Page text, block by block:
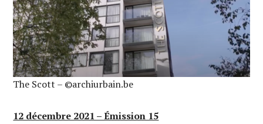
The Scott – ©archiurbain.be
12 décembre 2021 – Émission 15